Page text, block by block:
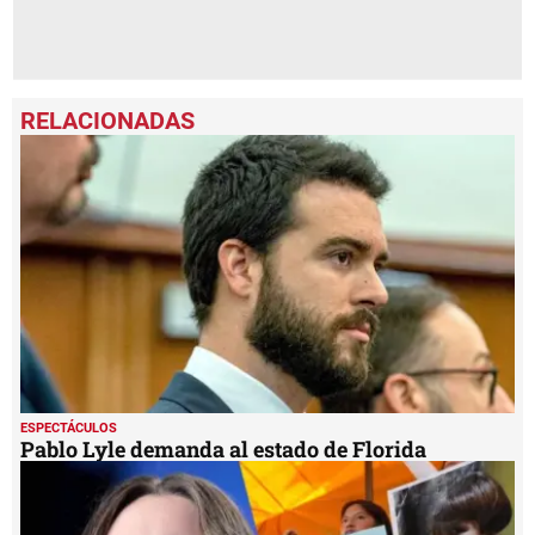
ESPECTÁCULOS
Pablo Lyle demanda al estado de Florida